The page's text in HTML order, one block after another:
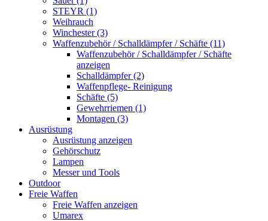
STEYR (1)
Weihrauch
Winchester (3)
Waffenzubehör / Schalldämpfer / Schäfte (11)
Waffenzubehör / Schalldämpfer / Schäfte
anzeigen
Schalldämpfer (2)
Waffenpflege- Reinigung
Schäfte (5)
Gewehrriemen (1)
Montagen (3)
Ausrüstung
Ausrüstung anzeigen
Gehörschutz
Lampen
Messer und Tools
Outdoor
Freie Waffen
Freie Waffen anzeigen
Umarex